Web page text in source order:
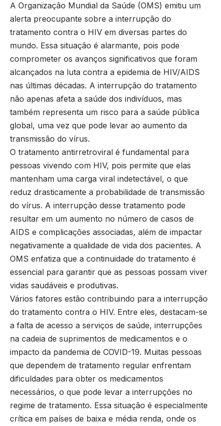
A Organização Mundial da Saúde (OMS) emitiu um
alerta preocupante sobre a interrupção do
tratamento contra o HIV em diversas partes do
mundo. Essa situação é alarmante, pois pode
comprometer os avanços significativos que foram
alcançados na luta contra a epidemia de HIV/AIDS
nas últimas décadas. A interrupção do tratamento
não apenas afeta a saúde dos indivíduos, mas
também representa um risco para a saúde pública
global, uma vez que pode levar ao aumento da
transmissão do vírus.
O tratamento antirretroviral é fundamental para
pessoas vivendo com HIV, pois permite que elas
mantenham uma carga viral indetectável, o que
reduz drasticamente a probabilidade de transmissão
do vírus. A interrupção desse tratamento pode
resultar em um aumento no número de casos de
AIDS e complicações associadas, além de impactar
negativamente a qualidade de vida dos pacientes. A
OMS enfatiza que a continuidade do tratamento é
essencial para garantir que as pessoas possam viver
vidas saudáveis e produtivas.
Vários fatores estão contribuindo para a interrupção
do tratamento contra o HIV. Entre eles, destacam-se
a falta de acesso a serviços de saúde, interrupções
na cadeia de suprimentos de medicamentos e o
impacto da pandemia de COVID-19. Muitas pessoas
que dependem de tratamento regular enfrentam
dificuldades para obter os medicamentos
necessários, o que pode levar a interrupções no
regime de tratamento. Essa situação é especialmente
crítica em países de baixa e média renda, onde os